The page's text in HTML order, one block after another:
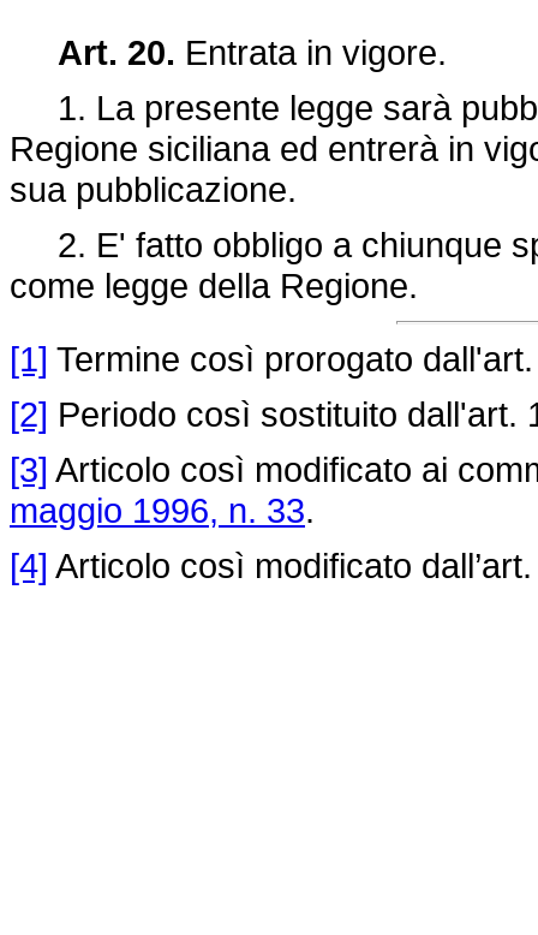
Art. 20. Entrata in vigore.
1. La presente legge sarà
Regione siciliana ed entrerà in
sua pubblicazione.
2. E' fatto obbligo a chiunque
come legge della Regione.
[1] Termine così prorogato
[2] Periodo così sostituito dall'art.
[3] Articolo così modificato ai
maggio 1996, n. 33.
[4] Articolo così modificato